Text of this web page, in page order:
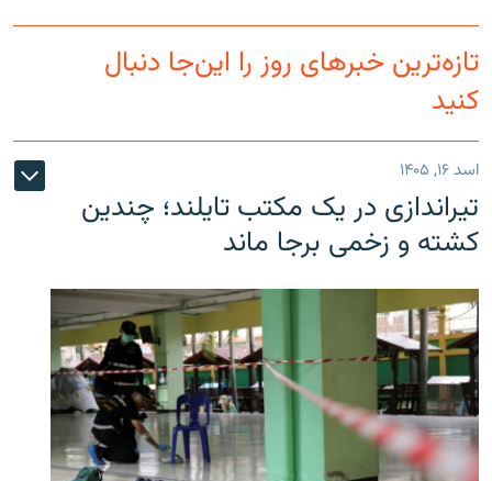
تازه‌ترین خبرهای روز را این‌جا دنبال
کنید
اسد ۱۶, ۱۴۰۵
تیراندازی در یک مکتب تایلند؛ چندین
کشته و زخمی برجا ماند